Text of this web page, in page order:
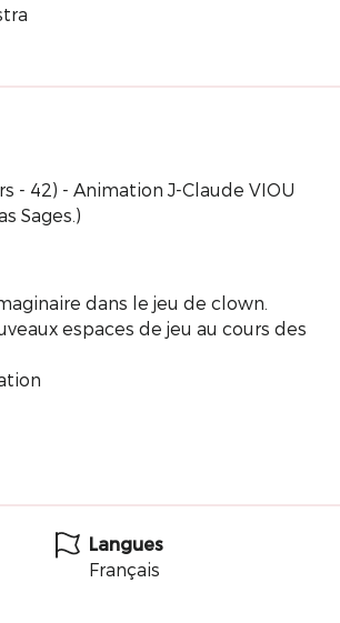
- 42) - Animation J-Claude VIOU
Sages.)
dans le jeu de clown.
espaces de jeu au cours des
Langues
Français